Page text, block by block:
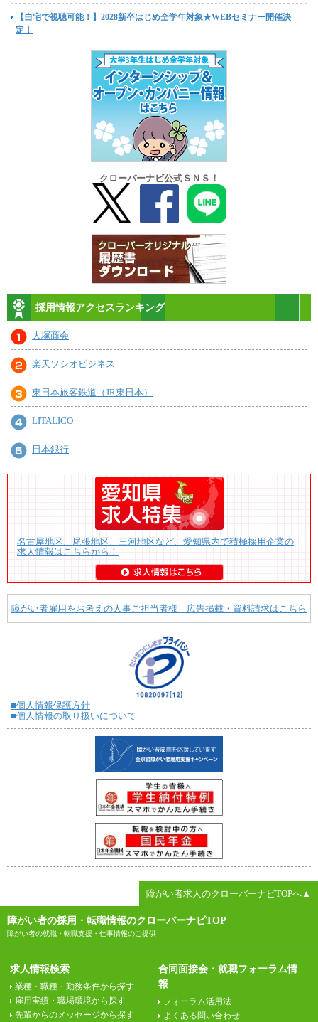
【自宅で視聴可能！】2028新卒はじめ全学年対象★WEBセミナー開催決
定！
クローバーナビ公式ＳＮＳ！
採用情報アクセスランキング
大塚商会
楽天ソシオビジネス
東日本旅客鉄道（JR東日本）
LITALICO
日本銀行
名古屋地区、尾張地区、三河地区など、愛知県内で積極採用企業の
求人情報はこちらから！
障がい者雇用をお考えの人事ご担当者様 広告掲載・資料請求はこちら
■個人情報保護方針
■個人情報の取り扱いについて
障がい者求人のクローバーナビTOPへ▲
障がい者の採用・転職情報のクローバーナビTOP
障がい者の就職・転職支援・仕事情報のご提供
求人情報検索
業種・職種・勤務条件から探す
雇用実績・職場環境から探す
先輩からのメッセージから探す
合同面接会・就職フォーラム情
報
フォーラム活用法
よくある問い合わせ